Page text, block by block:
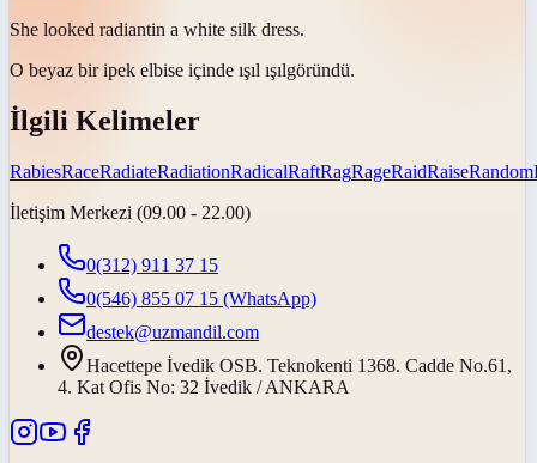
She looked radiantin a white silk dress.
O beyaz bir ipek elbise içinde ışıl ışılgöründü.
İlgili Kelimeler
RabiesRaceRadiateRadiationRadicalRaftRagRageRaidRaiseRandom
İletişim Merkezi (09.00 - 22.00)
0(312) 911 37 15
0(546) 855 07 15 (WhatsApp)
destek@uzmandil.com
Hacettepe İvedik OSB. Teknokenti 1368. Cadde No.61,
4. Kat Ofis No: 32 İvedik / ANKARA